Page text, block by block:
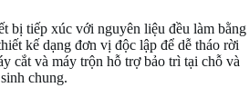
bị tiếp xúc với nguyên liệu đều làm bằng
kế dạng đơn vị độc lập để dễ tháo rời
cắt và máy trộn hỗ trợ bảo trì tại chỗ và
chung.